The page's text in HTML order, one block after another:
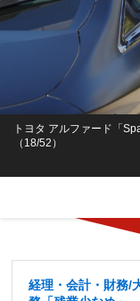
トヨタ アルファード「
（18/52）
経理・会計・財務/